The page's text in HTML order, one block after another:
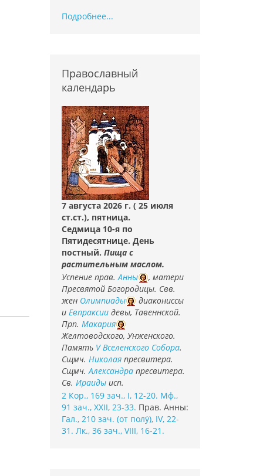
Подробнее...
Православный
календарь
7 августа 2026 г. ( 25 июля
ст.ст.), пятница.
Седмица 10-я по
Пятидесятнице. День
постный. Пища с
растительным маслом.
Успение прав.Анны
, матери
Пресвятой Богородицы. Свв.
жен Олимпиады
диакониссы
и Евпраксиидевы, Тавеннской.
Прп. Макария
Желтоводского, Унженского.
Память V Вселенского Собора.
Сщмч. Николаяпресвитера.
Сщмч.Александрапресвитера.
Св. Ираидыисп.
2 Кор., 169 зач., I, 12-20. Мф.,
91 зач., XXII, 23-33. Прав. Анны:
Гал., 210 зач. (от полу́), IV, 22-
31. Лк., 36 зач., VIII, 16-21.